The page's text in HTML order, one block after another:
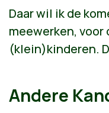
Daar wil ik de
meewerken, voor
(klein)kinderen.
Andere